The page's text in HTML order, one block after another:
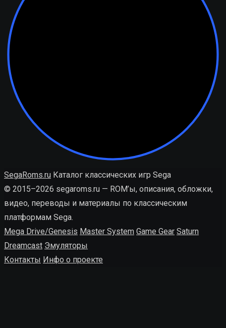
SegaRoms.ru Каталог классических игр Sega
© 2015–2026 segaroms.ru — ROM’ы, описания, обложки,
видео, переводы и материалы по классическим
платформам Sega.
Mega Drive/Genesis Master System Game Gear Saturn
Dreamcast Эмуляторы
Контакты Инфо о проекте